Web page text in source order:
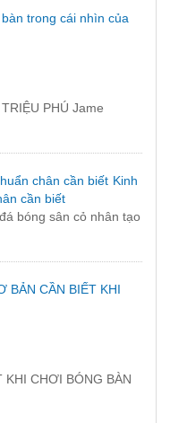
trong cái nhìn của
PHÚ Jame
Kinh
cần biết
bóng sân cỏ nhân tạo
BẢN CẦN BIẾT KHI
KHI CHƠI BÓNG BÀN